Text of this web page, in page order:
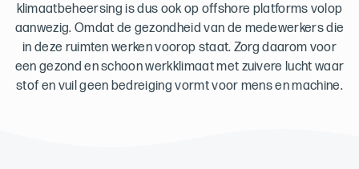
klimaatbeheersing is dus ook op offshore platforms volop
aanwezig. Omdat de gezondheid van de medewerkers die
in deze ruimten werken voorop staat. Zorg daarom voor
een gezond en schoon werkklimaat met zuivere lucht waar
stof en vuil geen bedreiging vormt voor mens en machine.